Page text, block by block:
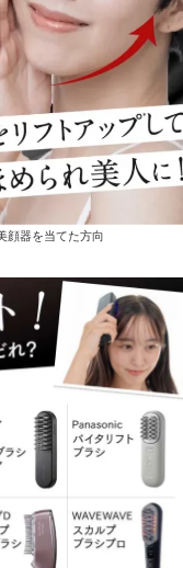
顔器を当てた方向